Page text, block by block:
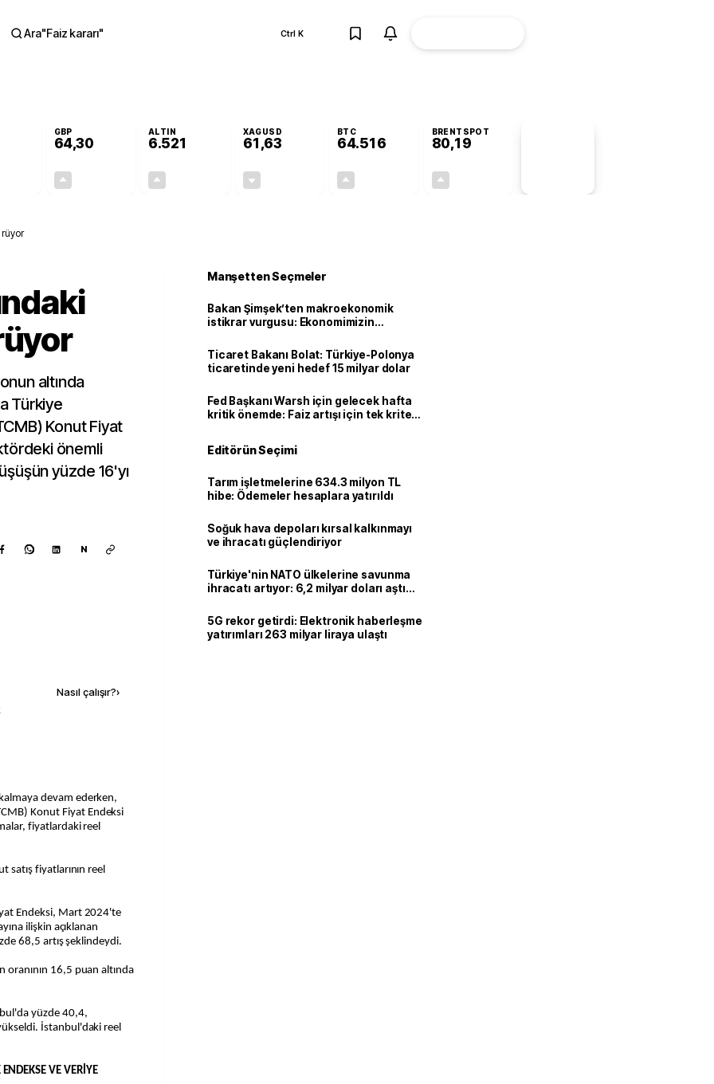
Ara"Faiz kararı" Ctrl K
GBP
64,30
ALTIN
6.521
XAGUSD
61,63
BTC
64.516
BRENTSPOT
80,19
altında
Türkiye
Konut Fiyat
önemli
yüzde 16'yı
N
Nasıl çalışır?›
devam ederken,
Konut Fiyat Endeksi
fiyatlardaki reel
satış fiyatlarının reel
Endeksi, Mart 2024'te
ilişkin açıklanan
68,5 artış şeklindeydi.
oranının 16,5 puan altında
yüzde 40,4,
İstanbul'daki reel
VE VERİYE
Manşetten Seçmeler
Bakan Şimşek’ten makroekonomik
istikrar vurgusu: Ekonomimizin
Ticaret Bakanı Bolat: Türkiye-Polonya
ticaretinde yeni hedef 15 milyar dolar
Fed Başkanı Warsh için gelecek hafta
kritik önemde: Faiz artışı için tek kriter
Editörün Seçimi
Tarım işletmelerine 634.3 milyon TL
hibe: Ödemeler hesaplara yatırıldı
Soğuk hava depoları kırsal kalkınmayı
ve ihracatı güçlendiriyor
Türkiye'nin NATO ülkelerine savunma
ihracatı artıyor: 6,2 milyar doları aştı
5G rekor getirdi: Elektronik haberleşme
yatırımları 263 milyar liraya ulaştı